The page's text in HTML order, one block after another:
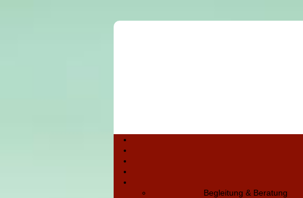
Begleitung & Beratung